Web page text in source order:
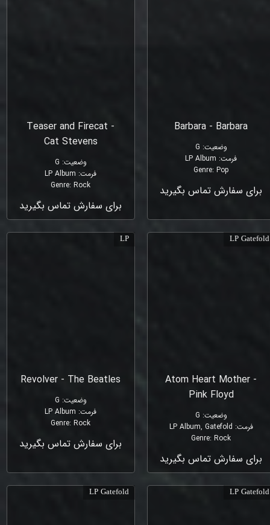
Barbara - Barbara
وضعیت:
G
فرمت:
LP Album
Genre: Pop
برای سفارش تماس بگیرید
Teaser and Firecat -
Cat Stevens
وضعیت:
G
فرمت:
LP Album
Genre:Rock
برای سفارش تماس بگیرید
Atom Heart Mother -
Pink Floyd
وضعیت:
G
فرمت:
LP Album, Gatefold
Genre:Rock
برای سفارش تماس بگیرید
LP Gatefold
Revolver - The Beatles
وضعیت:
G
فرمت:
LP Album
Genre:Rock
برای سفارش تماس بگیرید
LP
LP Gatefold
LP Gatefold